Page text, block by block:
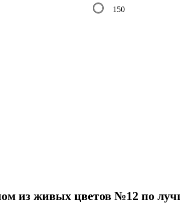
150
из живых цветов №12 по